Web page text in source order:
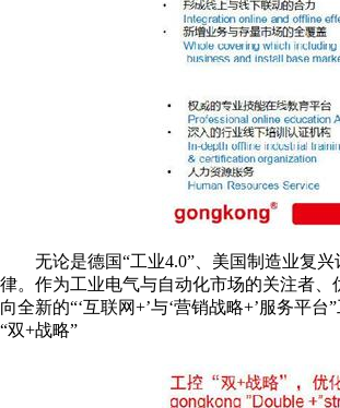
无论是德国“工业4.0”、美国制造业复兴
律。作为工业电气与自动化市场的关注者、
向全新的“‘互联网+’与‘营销战略+’服务平
“双+战略”